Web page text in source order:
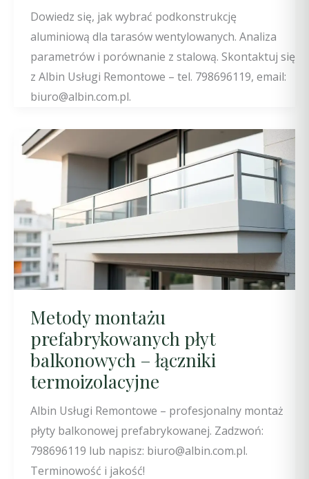
Dowiedz się, jak wybrać podkonstrukcję
aluminiową dla tarasów wentylowanych. Analiza
parametrów i porównanie z stalową. Skontaktuj się
z Albin Usługi Remontowe – tel. 798696119, email:
biuro@albin.com.pl.
Metody montażu
prefabrykowanych płyt
balkonowych – łączniki
termoizolacyjne
Albin Usługi Remontowe – profesjonalny montaż
płyty balkonowej prefabrykowanej. Zadzwoń:
798696119 lub napisz: biuro@albin.com.pl.
Terminowość i jakość!